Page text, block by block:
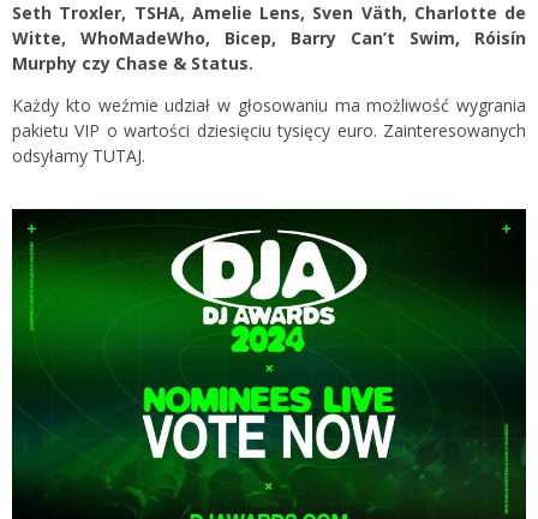
Seth Troxler, TSHA, Amelie Lens, Sven Väth, Charlotte de
Witte, WhoMadeWho, Bicep, Barry Can’t Swim, Róisín
Murphy czy Chase & Status.
Każdy kto weźmie udział w głosowaniu ma możliwość wygrania
pakietu VIP o wartości dziesięciu tysięcy euro. Zainteresowanych
odsyłamy TUTAJ.